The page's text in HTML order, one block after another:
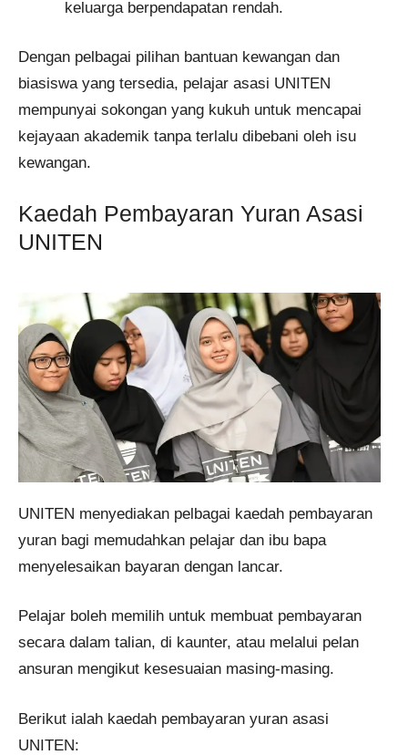
keluarga berpendapatan rendah.
Dengan pelbagai pilihan bantuan kewangan dan
biasiswa yang tersedia, pelajar asasi UNITEN
mempunyai sokongan yang kukuh untuk mencapai
kejayaan akademik tanpa terlalu dibebani oleh isu
kewangan.
Kaedah Pembayaran Yuran Asasi
UNITEN
UNITEN menyediakan pelbagai kaedah pembayaran
yuran bagi memudahkan pelajar dan ibu bapa
menyelesaikan bayaran dengan lancar.
Pelajar boleh memilih untuk membuat pembayaran
secara dalam talian, di kaunter, atau melalui pelan
ansuran mengikut kesesuaian masing-masing.
Berikut ialah kaedah pembayaran yuran asasi
UNITEN: